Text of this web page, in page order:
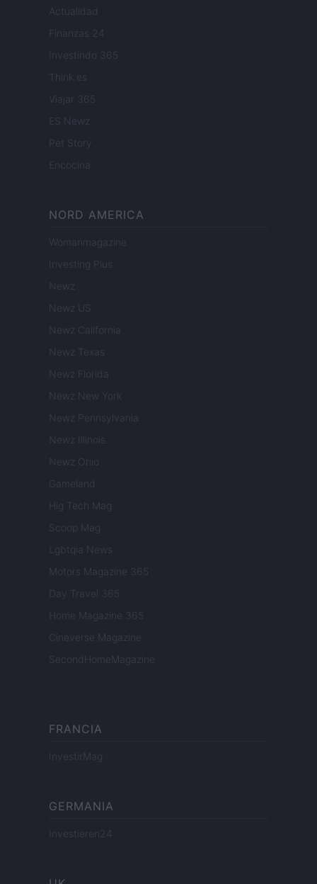
Actualidad
Finanzas 24
Investindo 365
Think.es
Viajar 365
ES Newz
Pet Story
Encocina
NORD AMERICA
Womanmagazine
Investing Plus
Newz
Newz US
Newz California
Newz Texas
Newz Florida
Newz New York
Newz Pennsylvania
Newz Illinois
Newz Ohio
Gameland
Hig Tech Mag
Scoop Mag
Lgbtqia News
Motors Magazine 365
Day Travel 365
Home Magazine 365
Cineverse Magazine
SecondHomeMagazine
FRANCIA
InvestirMag
GERMANIA
Investieren24